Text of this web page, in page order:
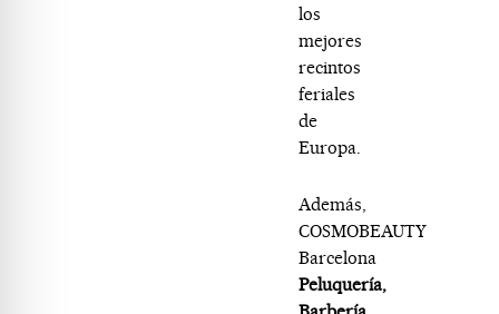
los
mejores
recintos
feriales
de
Europa.
Además,
COSMOBEAUTY
Barcelona
Peluquería,